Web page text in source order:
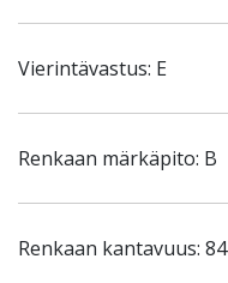
Vierintävastus: E
Renkaan märkäpito: B
Renkaan kantavuus: 84